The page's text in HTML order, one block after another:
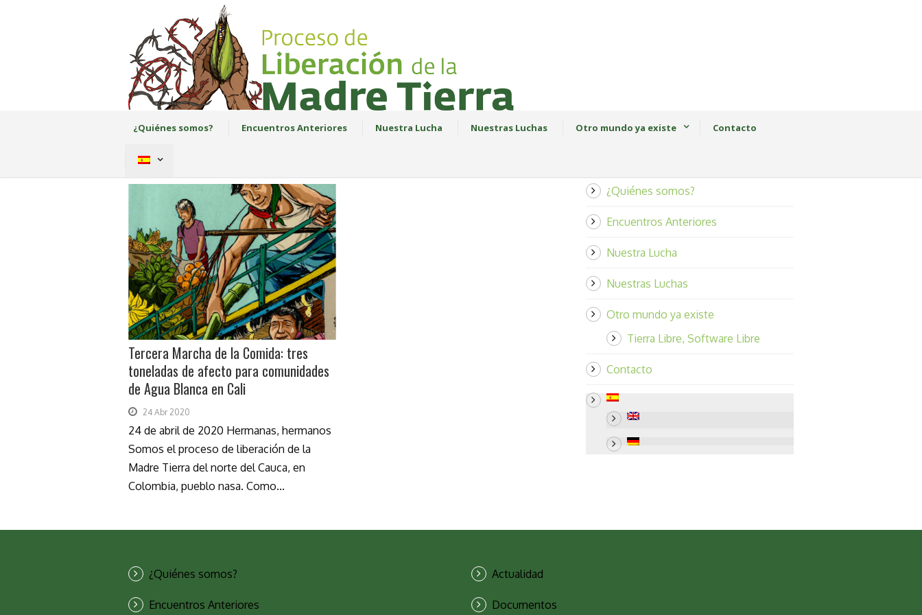
¿Quiénes somos? Encuentros Anteriores Nuestra Lucha Nuestras Luchas Otro mundo ya existe Contacto
Tercera Marcha de la Comida: tres
toneladas de afecto para comunidades
de Agua Blanca en Cali
24 Abr 2020
24 de abril de 2020 Hermanas, hermanos
Somos el proceso de liberación de la
Madre Tierra del norte del Cauca, en
Colombia, pueblo nasa. Como...
¿Quiénes somos?
Encuentros Anteriores
Nuestra Lucha
Nuestras Luchas
Otro mundo ya existe
Tierra Libre, Software Libre
Contacto
¿Quiénes somos?
Encuentros Anteriores
Actualidad
Documentos